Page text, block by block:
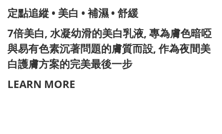
定點追縱 • 美白 •補濕 • 舒緩
7倍美白, 水凝幼滑的美白乳液, 專為膚色暗啞
與易有色素沉著問題的膚質而設,作為夜間美
白護膚方案的完美最後一步
LEARN MORE